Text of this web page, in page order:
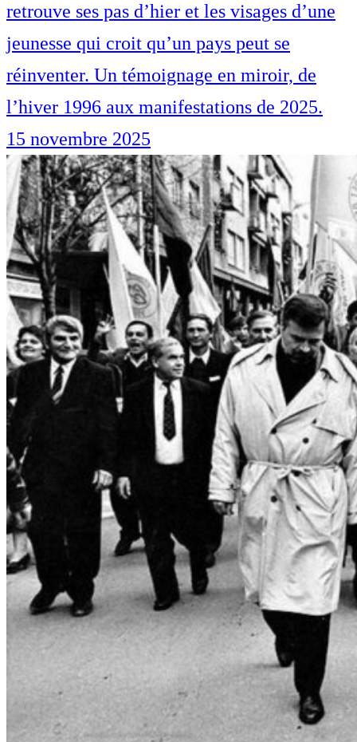
retrouve ses pas d’hier et les visages d’une
jeunesse qui croit qu’un pays peut se
réinventer. Un témoignage en miroir, de
l’hiver 1996 aux manifestations de 2025.
15 novembre 2025